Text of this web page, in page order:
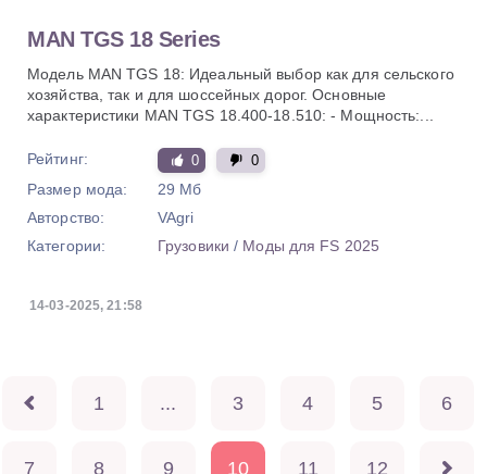
MAN TGS 18 Series
Модель MAN TGS 18: Идеальный выбор как для сельского
хозяйства, так и для шоссейных дорог. Основные
характеристики MAN TGS 18.400-18.510: - Мощность:...
Рейтинг: 0 0
Размер мода:
29 Мб
Авторство:
VAgri
Категории:
Грузовики / Моды для FS 2025
14-03-2025, 21:58
1 ... 3 4 5 6
7 8 9 10 11 12